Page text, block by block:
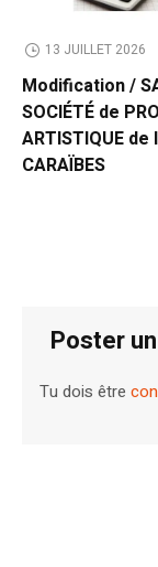
13 JUILLET 2026
Modification /
SOCIÉTÉ de
ARTISTIQUE de
CARAÏBES
Poster
Tu dois être